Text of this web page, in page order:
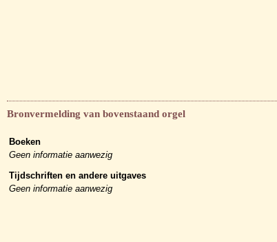
Bronvermelding van bovenstaand orgel
Boeken
Geen informatie aanwezig
Tijdschriften en andere uitgaves
Geen informatie aanwezig